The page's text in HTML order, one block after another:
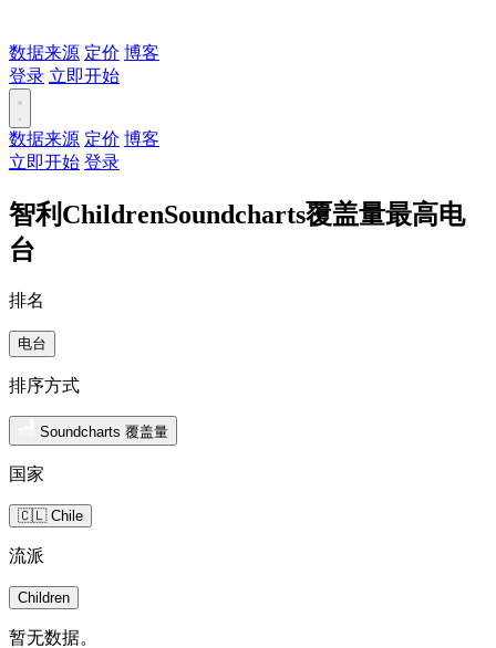
数据来源 定价 博客
登录 立即开始
数据来源 定价 博客
立即开始 登录
智利ChildrenSoundcharts覆盖量最高电
台
排名
电台
排序方式
Soundcharts 覆盖量
国家
🇨🇱 Chile
流派
Children
暂无数据。